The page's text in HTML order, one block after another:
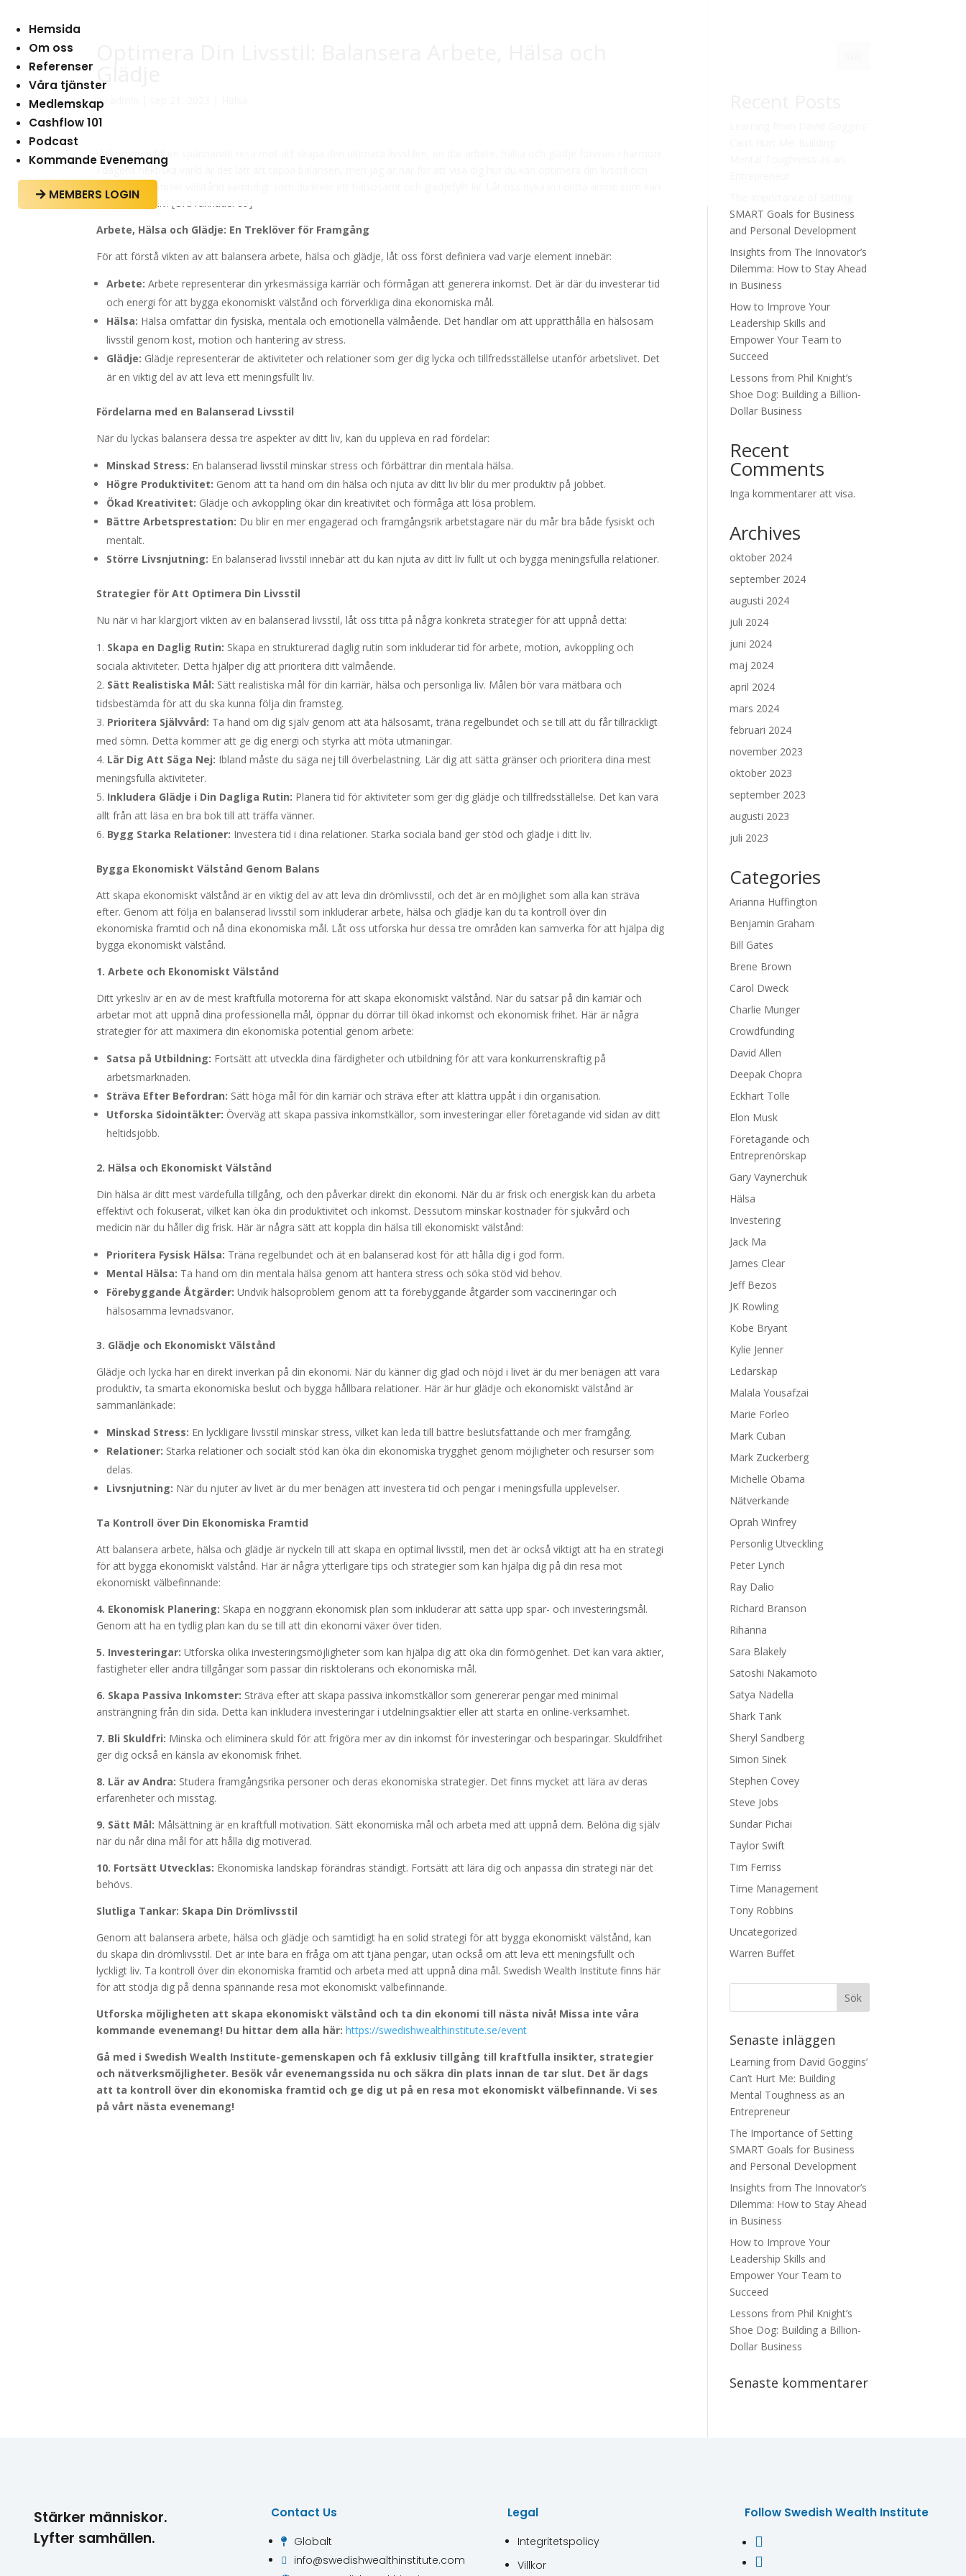
Hemsida
Om oss
Referenser
Våra tjänster
Medlemskap
Cashflow 101
Podcast
Kommande Evenemang
 MEMBERS LOGIN
av
Välkommen till en spännande resa mot att skapa den ultimata livsstilen, en där arbete, hälsa och glädje förenas i harmoni.
I dagens hektiska värld är det lätt att tappa balansen, men jag är här för att visa dig hur du kan optimera din livsstil och
uppnå ekonomiskt välstånd samtidigt som du lever ett hälsosamt och glädjefyllt liv. Låt oss dyka in i detta ämne som kan
förändra ditt liv! [Ord räknade: 89]
Arbete, Hälsa och Glädje: En Treklöver för Framgång
För att förstå vikten av att balansera arbete, hälsa och glädje, låt oss först definiera vad varje element innebär:
Arbete: Arbete representerar din yrkesmässiga karriär och förmågan att generera inkomst. Det är där du investerar tid
och energi för att bygga ekonomiskt välstånd och förverkliga dina ekonomiska mål.
Hälsa: Hälsa omfattar din fysiska, mentala och emotionella välmående. Det handlar om att upprätthålla en hälsosam
livsstil genom kost, motion och hantering av stress.
Glädje: Glädje representerar de aktiviteter och relationer som ger dig lycka och tillfredsställelse utanför arbetslivet. Det
är en viktig del av att leva ett meningsfullt liv.
Fördelarna med en Balanserad Livsstil
När du lyckas balansera dessa tre aspekter av ditt liv, kan du uppleva en rad fördelar:
Minskad Stress: En balanserad livsstil minskar stress och förbättrar din mentala hälsa.
Högre Produktivitet: Genom att ta hand om din hälsa och njuta av ditt liv blir du mer produktiv på jobbet.
Ökad Kreativitet: Glädje och avkoppling ökar din kreativitet och förmåga att lösa problem.
Bättre Arbetsprestation: Du blir en mer engagerad och framgångsrik arbetstagare när du mår bra både fysiskt och
mentalt.
Större Livsnjutning: En balanserad livsstil innebär att du kan njuta av ditt liv fullt ut och bygga meningsfulla relationer.
Strategier för Att Optimera Din Livsstil
Nu när vi har klargjort vikten av en balanserad livsstil, låt oss titta på några konkreta strategier för att uppnå detta:
Skapa en Daglig Rutin: Skapa en strukturerad daglig rutin som inkluderar tid för arbete, motion, avkoppling och
sociala aktiviteter. Detta hjälper dig att prioritera ditt välmående.
Sätt Realistiska Mål: Sätt realistiska mål för din karriär, hälsa och personliga liv. Målen bör vara mätbara och
tidsbestämda för att du ska kunna följa din framsteg.
Prioritera Självvård: Ta hand om dig själv genom att äta hälsosamt, träna regelbundet och se till att du får tillräckligt
med sömn. Detta kommer att ge dig energi och styrka att möta utmaningar.
Lär Dig Att Säga Nej: Ibland måste du säga nej till överbelastning. Lär dig att sätta gränser och prioritera dina mest
meningsfulla aktiviteter.
Inkludera Glädje i Din Dagliga Rutin: Planera tid för aktiviteter som ger dig glädje och tillfredsställelse. Det kan vara
allt från att läsa en bra bok till att träffa vänner.
Bygg Starka Relationer: Investera tid i dina relationer. Starka sociala band ger stöd och glädje i ditt liv.
Bygga Ekonomiskt Välstånd Genom Balans
Att skapa ekonomiskt välstånd är en viktig del av att leva din drömlivsstil, och det är en möjlighet som alla kan sträva
efter. Genom att följa en balanserad livsstil som inkluderar arbete, hälsa och glädje kan du ta kontroll över din
ekonomiska framtid och nå dina ekonomiska mål. Låt oss utforska hur dessa tre områden kan samverka för att hjälpa dig
bygga ekonomiskt välstånd.
1. Arbete och Ekonomiskt Välstånd
Ditt yrkesliv är en av de mest kraftfulla motorerna för att skapa ekonomiskt välstånd. När du satsar på din karriär och
arbetar mot att uppnå dina professionella mål, öppnar du dörrar till ökad inkomst och ekonomisk frihet. Här är några
strategier för att maximera din ekonomiska potential genom arbete:
Satsa på Utbildning: Fortsätt att utveckla dina färdigheter och utbildning för att vara konkurrenskraftig på
arbetsmarknaden.
Sträva Efter Befordran: Sätt höga mål för din karriär och sträva efter att klättra uppåt i din organisation.
Utforska Sidointäkter: Överväg att skapa passiva inkomstkällor, som investeringar eller företagande vid sidan av ditt
heltidsjobb.
2. Hälsa och Ekonomiskt Välstånd
Din hälsa är ditt mest värdefulla tillgång, och den påverkar direkt din ekonomi. När du är frisk och energisk kan du arbeta
effektivt och fokuserat, vilket kan öka din produktivitet och inkomst. Dessutom minskar kostnader för sjukvård och
medicin när du håller dig frisk. Här är några sätt att koppla din hälsa till ekonomiskt välstånd:
Prioritera Fysisk Hälsa: Träna regelbundet och ät en balanserad kost för att hålla dig i god form.
Mental Hälsa: Ta hand om din mentala hälsa genom att hantera stress och söka stöd vid behov.
Förebyggande Åtgärder: Undvik hälsoproblem genom att ta förebyggande åtgärder som vaccineringar och
hälsosamma levnadsvanor.
3. Glädje och Ekonomiskt Välstånd
Glädje och lycka har en direkt inverkan på din ekonomi. När du känner dig glad och nöjd i livet är du mer benägen att vara
produktiv, ta smarta ekonomiska beslut och bygga hållbara relationer. Här är hur glädje och ekonomiskt välstånd är
sammanlänkade:
Minskad Stress: En lyckligare livsstil minskar stress, vilket kan leda till bättre beslutsfattande och mer framgång.
Relationer: Starka relationer och socialt stöd kan öka din ekonomiska trygghet genom möjligheter och resurser som
delas.
Livsnjutning: När du njuter av livet är du mer benägen att investera tid och pengar i meningsfulla upplevelser.
Ta Kontroll över Din Ekonomiska Framtid
Att balansera arbete, hälsa och glädje är nyckeln till att skapa en optimal livsstil, men det är också viktigt att ha en strategi
för att bygga ekonomiskt välstånd. Här är några ytterligare tips och strategier som kan hjälpa dig på din resa mot
ekonomiskt välbefinnande:
4. Ekonomisk Planering: Skapa en noggrann ekonomisk plan som inkluderar att sätta upp spar- och investeringsmål.
Genom att ha en tydlig plan kan du se till att din ekonomi växer över tiden.
5. Investeringar: Utforska olika investeringsmöjligheter som kan hjälpa dig att öka din förmögenhet. Det kan vara aktier,
fastigheter eller andra tillgångar som passar din risktolerans och ekonomiska mål.
6. Skapa Passiva Inkomster: Sträva efter att skapa passiva inkomstkällor som genererar pengar med minimal
ansträngning från din sida. Detta kan inkludera investeringar i utdelningsaktier eller att starta en online-verksamhet.
7. Bli Skuldfri: Minska och eliminera skuld för att frigöra mer av din inkomst för investeringar och besparingar. Skuldfrihet
ger dig också en känsla av ekonomisk frihet.
8. Lär av Andra: Studera framgångsrika personer och deras ekonomiska strategier. Det finns mycket att lära av deras
erfarenheter och misstag.
9. Sätt Mål: Målsättning är en kraftfull motivation. Sätt ekonomiska mål och arbeta med att uppnå dem. Belöna dig själv
när du når dina mål för att hålla dig motiverad.
10. Fortsätt Utvecklas: Ekonomiska landskap förändras ständigt. Fortsätt att lära dig och anpassa din strategi när det
behövs.
Slutliga Tankar: Skapa Din Drömlivsstil
Genom att balansera arbete, hälsa och glädje och samtidigt ha en solid strategi för att bygga ekonomiskt välstånd, kan
du skapa din drömlivsstil. Det är inte bara en fråga om att tjäna pengar, utan också om att leva ett meningsfullt och
lyckligt liv. Ta kontroll över din ekonomiska framtid och arbeta med att uppnå dina mål. Swedish Wealth Institute finns här
för att stödja dig på denna spännande resa mot ekonomiskt välbefinnande.
Utforska möjligheten att skapa ekonomiskt välstånd och ta din ekonomi till nästa nivå! Missa inte våra
kommande evenemang! Du hittar dem alla här: https://swedishwealthinstitute.se/event
Gå med i Swedish Wealth Institute-gemenskapen och få exklusiv tillgång till kraftfulla insikter, strategier
och nätverksmöjligheter. Besök vår evenemangssida nu och säkra din plats innan de tar slut. Det är dags
att ta kontroll över din ekonomiska framtid och ge dig ut på en resa mot ekonomiskt välbefinnande. Vi ses
på vårt nästa evenemang!
SMART Goals for Business
and Personal Development
Insights from The Innovator’s
Dilemma: How to Stay Ahead
in Business
How to Improve Your
Leadership Skills and
Empower Your Team to
Succeed
Lessons from Phil Knight’s
Shoe Dog: Building a Billion-
Dollar Business
Recent
Comments
Inga kommentarer att visa.
Archives
oktober 2024
september 2024
augusti 2024
juli 2024
juni 2024
maj 2024
april 2024
mars 2024
februari 2024
november 2023
oktober 2023
september 2023
augusti 2023
juli 2023
Categories
Arianna Huffington
Benjamin Graham
Bill Gates
Brene Brown
Carol Dweck
Charlie Munger
Crowdfunding
David Allen
Deepak Chopra
Eckhart Tolle
Elon Musk
Företagande och
Entreprenörskap
Gary Vaynerchuk
Hälsa
Investering
Jack Ma
James Clear
Jeff Bezos
JK Rowling
Kobe Bryant
Kylie Jenner
Ledarskap
Malala Yousafzai
Marie Forleo
Mark Cuban
Mark Zuckerberg
Michelle Obama
Nätverkande
Oprah Winfrey
Personlig Utveckling
Peter Lynch
Ray Dalio
Richard Branson
Rihanna
Sara Blakely
Satoshi Nakamoto
Satya Nadella
Shark Tank
Sheryl Sandberg
Simon Sinek
Stephen Covey
Steve Jobs
Sundar Pichai
Taylor Swift
Tim Ferriss
Time Management
Tony Robbins
Uncategorized
Warren Buffet
Senaste inläggen
Learning from David Goggins’
Can’t Hurt Me: Building
Mental Toughness as an
Entrepreneur
The Importance of Setting
SMART Goals for Business
and Personal Development
Insights from The Innovator’s
Dilemma: How to Stay Ahead
in Business
How to Improve Your
Leadership Skills and
Empower Your Team to
Succeed
Lessons from Phil Knight’s
Shoe Dog: Building a Billion-
Dollar Business
Senaste kommentarer
Stärker människor.
Lyfter samhällen.
Contact Us
 Globalt
 info@swedishwealthinstitute.com
Legal
Integritetspolicy
Villkor
Follow Swedish Wealth Institute

